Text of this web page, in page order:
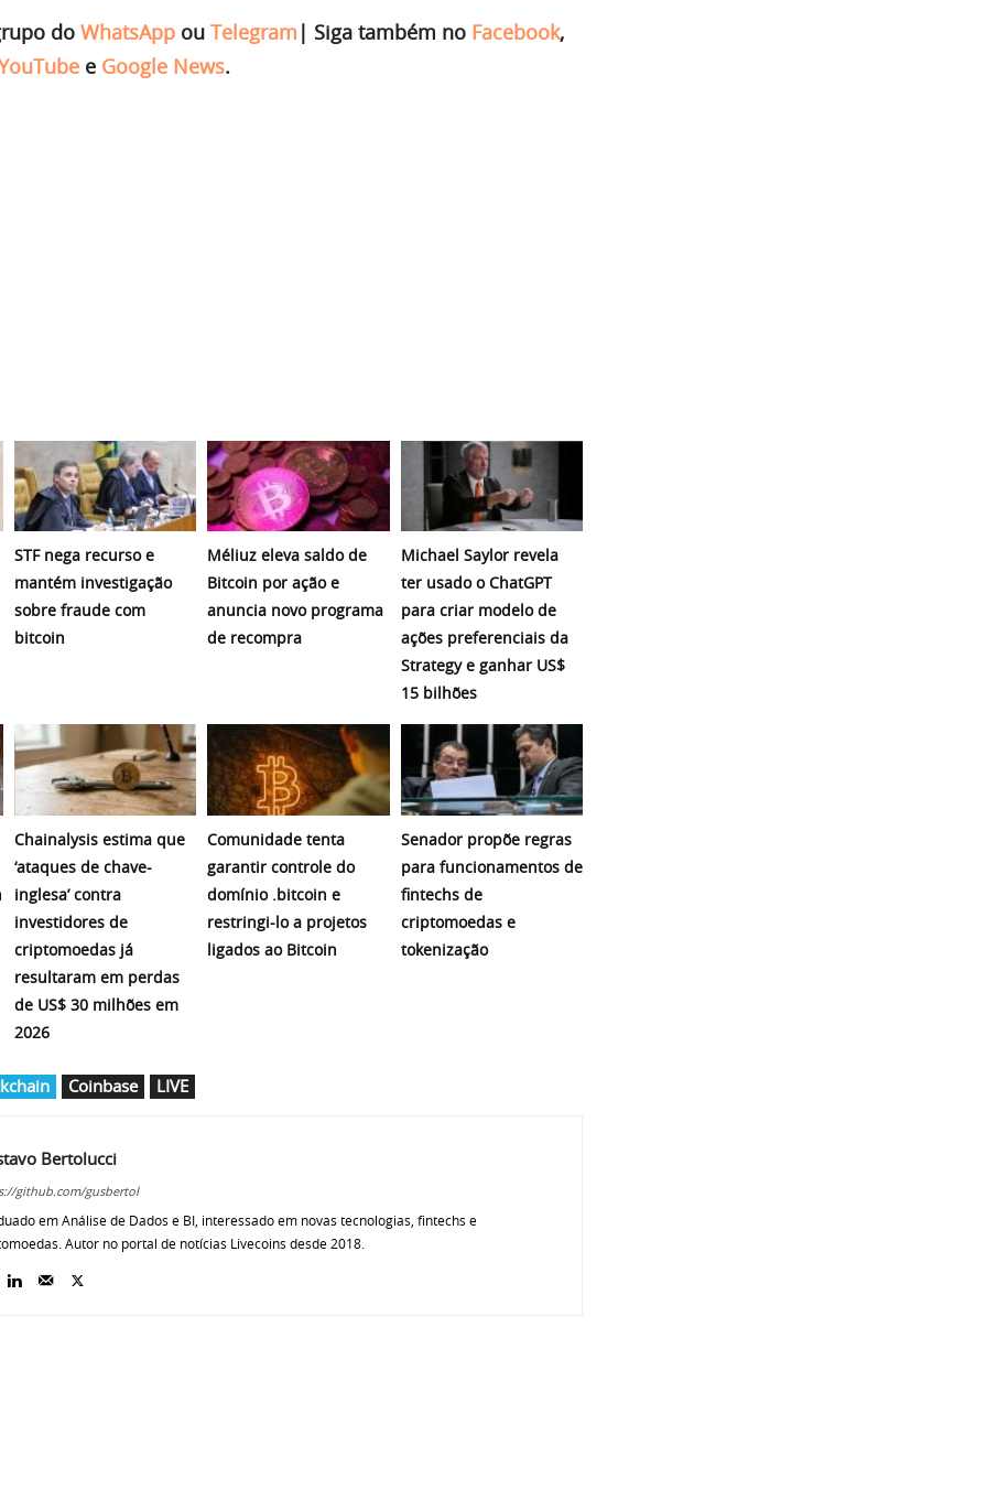
do WhatsApp ou Telegram | Siga também no Facebook,
e Google News.
STF nega recurso e
mantém investigação
sobre fraude com
bitcoin
Méliuz eleva saldo de
Bitcoin por ação e
anuncia novo programa
de recompra
Michael Saylor revela
ter usado o ChatGPT
para criar modelo de
ações preferenciais da
Strategy e ganhar US$
15 bilhões
Chainalysis estima que
‘ataques de chave-
inglesa’ contra
investidores de
criptomoedas já
resultaram em perdas
de US$ 30 milhões em
2026
Comunidade tenta
garantir controle do
domínio .bitcoin e
restringi-lo a projetos
ligados ao Bitcoin
Senador propõe regras
para funcionamentos de
fintechs de
criptomoedas e
tokenização
Coinbase LIVE
Bertolucci
github.com/gusbertol
em Análise de Dados e BI, interessado em novas tecnologias, fintechs e
Autor no portal de notícias Livecoins desde 2018.